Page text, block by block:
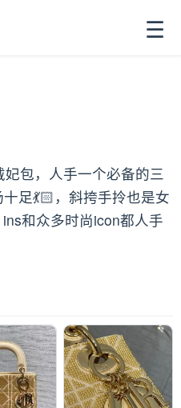
☰
包，人手一个必备的三
足💃🏻，斜挎手拎也是女
和众多时尚icon都人手